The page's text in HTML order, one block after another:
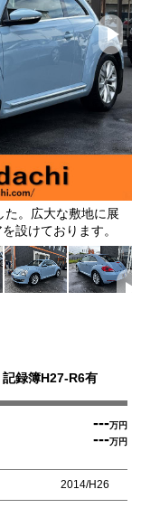
。広大な敷地に展
設けております。
録簿H27-R6有
---万円
---万円
2014/H26